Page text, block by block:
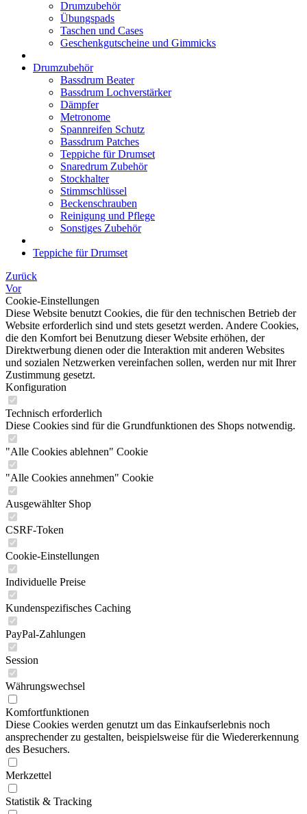
Drumzubehör
Übungspads
Taschen und Cases
Geschenkgutscheine und Gimmicks
Drumzubehör
Bassdrum Beater
Bassdrum Lochverstärker
Dämpfer
Metronome
Spannreifen Schutz
Bassdrum Patches
Teppiche für Drumset
Snaredrum Zubehör
Stockhalter
Stimmschlüssel
Beckenschrauben
Reinigung und Pflege
Sonstiges Zubehör
Teppiche für Drumset
Zurück
Vor
Cookie-Einstellungen
Diese Website benutzt Cookies, die für den technischen Betrieb der
Website erforderlich sind und stets gesetzt werden. Andere Cookies,
die den Komfort bei Benutzung dieser Website erhöhen, der
Direktwerbung dienen oder die Interaktion mit anderen Websites
und sozialen Netzwerken vereinfachen sollen, werden nur mit Ihrer
Zustimmung gesetzt.
Konfiguration
Technisch erforderlich
Diese Cookies sind für die Grundfunktionen des Shops notwendig.
"Alle Cookies ablehnen" Cookie
"Alle Cookies annehmen" Cookie
Ausgewählter Shop
CSRF-Token
Cookie-Einstellungen
Individuelle Preise
Kundenspezifisches Caching
PayPal-Zahlungen
Session
Währungswechsel
Komfortfunktionen
Diese Cookies werden genutzt um das Einkaufserlebnis noch
ansprechender zu gestalten, beispielsweise für die Wiedererkennung
des Besuchers.
Merkzettel
Statistik & Tracking